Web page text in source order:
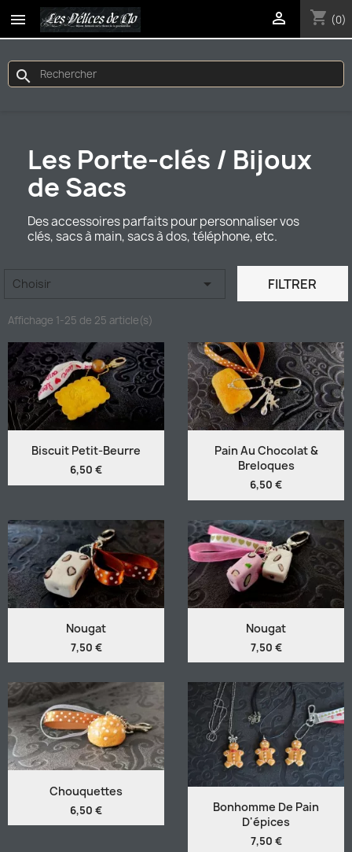
 shopping_cart (0)

search
Les Porte-clés / Bijoux
de Sacs
Des accessoires parfaits pour personnaliser vos
clés, sacs à main, sacs à dos, téléphone, etc.
Choisir  FILTRER
Affichage 1-25 de 25 article(s)
Biscuit Petit-Beurre
6,50 €
Pain Au Chocolat &
Breloques
6,50 €
Nougat
7,50 €
Nougat
7,50 €
Chouquettes
6,50 €
Bonhomme De Pain
D'épices
7,50 €